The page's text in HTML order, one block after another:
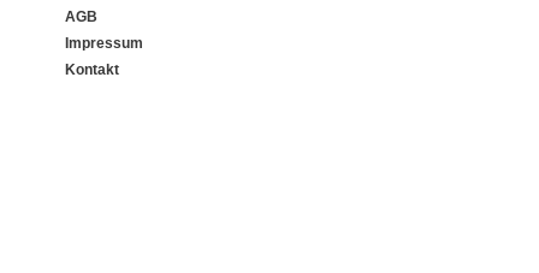
AGB
Impressum
Kontakt